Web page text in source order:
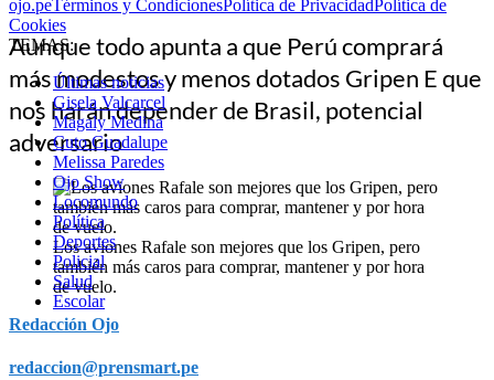
ojo.peTérminos y CondicionesPolítica de PrivacidadPolítica de
Cookies
TEMAS:
Últimas noticias
Gisela Valcarcel
Magaly Medina
Cuto Guadalupe
Melissa Paredes
Ojo Show
Locomundo
Política
Deportes
Policial
Salud
Escolar
Aunque todo apunta a que Perú comprará
más modestos y menos dotados Gripen E que
nos harán depender de Brasil, potencial
adversario
Los aviones Rafale son mejores que los Gripen, pero
también más caros para comprar, mantener y por hora
de vuelo.
Redacción Ojo
redaccion@prensmart.pe